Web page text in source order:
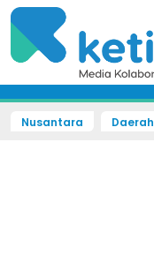
Nusantara Daerah